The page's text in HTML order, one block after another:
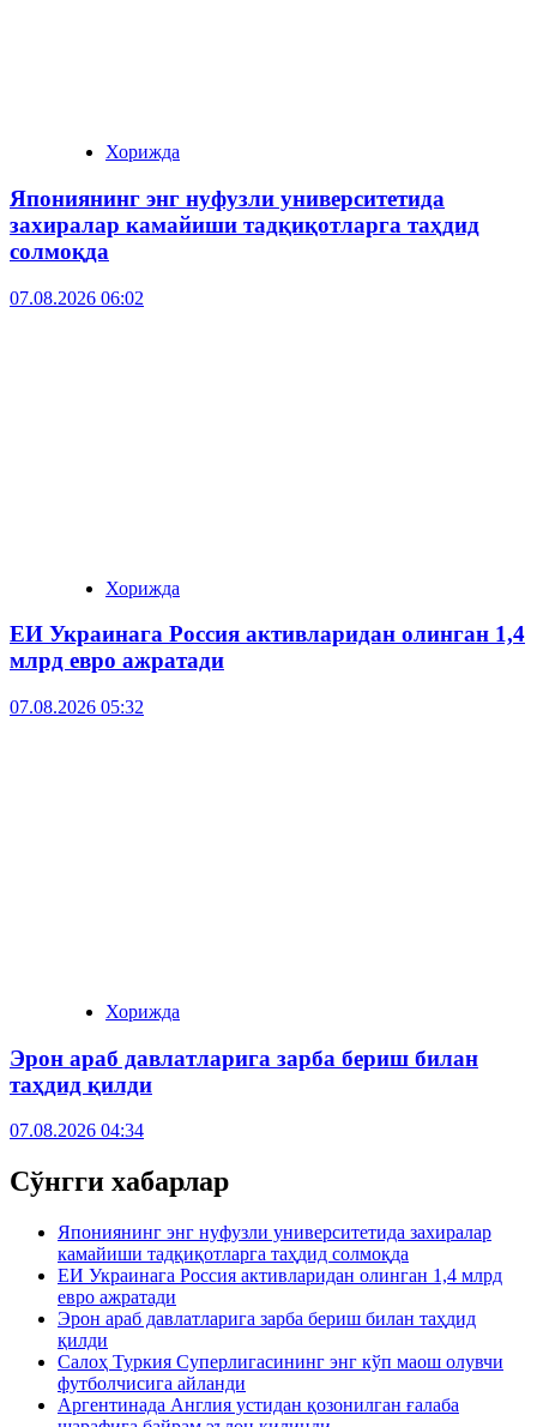
Хорижда
Япониянинг энг нуфузли университетида
захиралар камайиши тадқиқотларга таҳдид
солмоқда
07.08.2026 06:02
Хорижда
ЕИ Украинага Россия активларидан олинган 1,4
млрд евро ажратади
07.08.2026 05:32
Хорижда
Эрон араб давлатларига зарба бериш билан
таҳдид қилди
07.08.2026 04:34
Сўнгги хабарлар
Япониянинг энг нуфузли университетида захиралар
камайиши тадқиқотларга таҳдид солмоқда
ЕИ Украинага Россия активларидан олинган 1,4 млрд
евро ажратади
Эрон араб давлатларига зарба бериш билан таҳдид
қилди
Салоҳ Туркия Суперлигасининг энг кўп маош олувчи
футболчисига айланди
Аргентинада Англия устидан қозонилган ғалаба